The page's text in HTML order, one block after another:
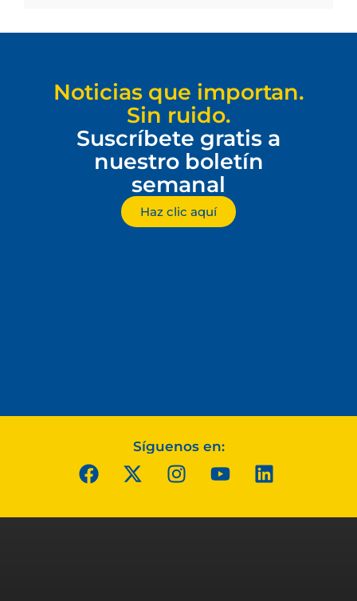
Noticias que importan.
Sin ruido.
Suscríbete gratis a
nuestro boletín
semanal
Haz clic aquí
Síguenos en: